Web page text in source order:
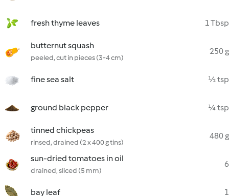
fresh thyme leaves 1 Tbsp
butternut squash
peeled, cut in pieces (3-4 cm)
250 g
fine sea salt ½ tsp
ground black pepper ¼ tsp
tinned chickpeas
rinsed, drained (2 x 400 g tins)
480 g
sun-dried tomatoes in oil
drained, sliced (5 mm)
6
bay leaf 1